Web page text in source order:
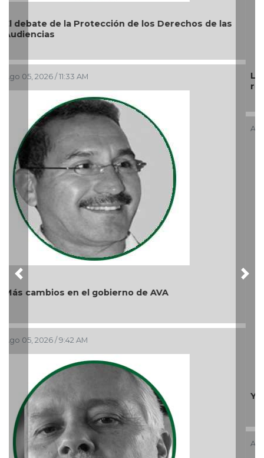
La devoción protege la doctrina y nos lleva a no
reprimir el amor a Dios
Ago 04, 2026 / 9:32 AM
Y... Si sí ?
Ago 03, 2026 / 8:49 PM
Previous